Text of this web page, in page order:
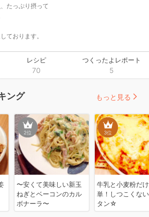
たっぷり摂って
ております。
レシピ
70
つくったよレポート
5
ング
2位
〜安くて美味しい新玉
ねぎとベーコンのカル
ボナーラ〜
3位
牛乳と小麦粉だ
単！しつこくな
タン☆
もっと見る